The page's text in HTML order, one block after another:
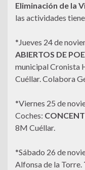
Eliminación de la
las actividades
*Jueves 24 de
ABIERTOS DE
municipal Cronista
Cuéllar. Colabora
*Viernes 25 de
Coches:
8M Cuéllar.
*Sábado 26 de
Alfonsa de la Torre.